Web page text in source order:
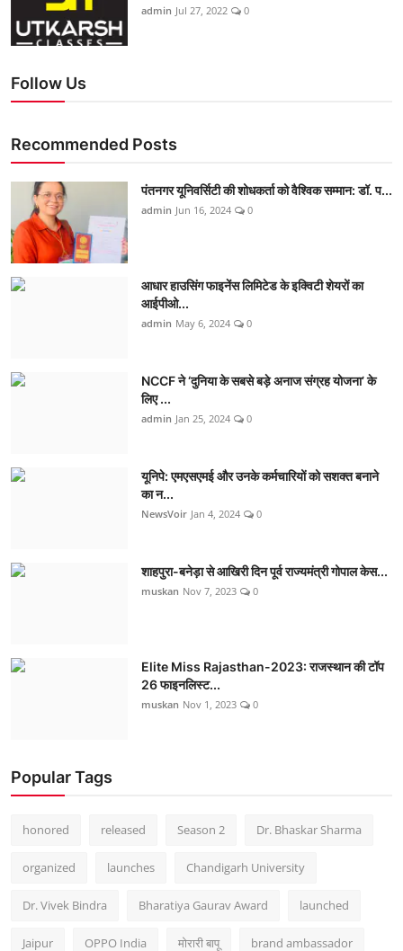
admin Jul 27, 2022 0
Follow Us
Recommended Posts
पंतनगर यूनिवर्सिटी की शोधकर्ता को वैश्विक सम्मान: डॉ. प...
admin Jun 16, 2024 0
आधार हाउसिंग फाइनेंस लिमिटेड के इक्विटी शेयरों का
आईपीओ...
admin May 6, 2024 0
NCCF ने ‘दुनिया के सबसे बड़े अनाज संग्रह योजना’ के
लिए ...
admin Jan 25, 2024 0
यूनिपे: एमएसएमई और उनके कर्मचारियों को सशक्त बनाने
का न...
NewsVoir Jan 4, 2024 0
शाहपुरा-बनेड़ा से आखिरी दिन पूर्व राज्यमंत्री गोपाल केस...
muskan Nov 7, 2023 0
Elite Miss Rajasthan-2023: राजस्थान की टॉप
26 फाइनलिस्ट...
muskan Nov 1, 2023 0
Popular Tags
honored released Season 2 Dr. Bhaskar Sharma
organized launches Chandigarh University
Dr. Vivek Bindra Bharatiya Gaurav Award launched
Jaipur OPPO India मोरारी बापू brand ambassador